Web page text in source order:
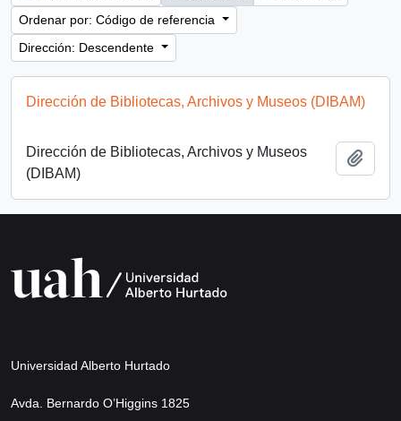
Ordenar por: Código de referencia
Dirección: Descendente
Dirección de Bibliotecas, Archivos y Museos (DIBAM)
Dirección de Bibliotecas, Archivos y Museos
(DIBAM)
Universidad Alberto Hurtado
Avda. Bernardo O’Higgins 1825